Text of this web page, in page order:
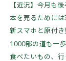
【近況】今月も
本を売るためには
新スマホと原付き
1000部の道も一
食べたいもの、